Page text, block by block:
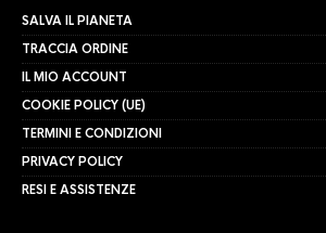
SALVA IL PIANETA
TRACCIA ORDINE
IL MIO ACCOUNT
COOKIE POLICY (UE)
TERMINI E CONDIZIONI
PRIVACY POLICY
RESI E ASSISTENZE